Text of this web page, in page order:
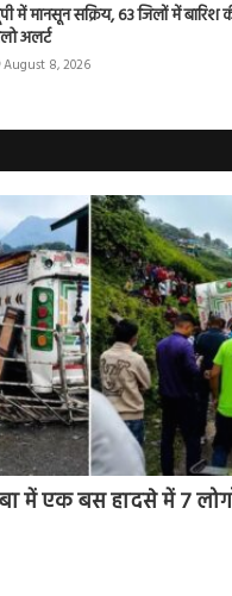
में मानसून सक्रिय, 63 जिलों में बारिश
अलर्ट
August 8, 2026
में एक बस हादसे में 7